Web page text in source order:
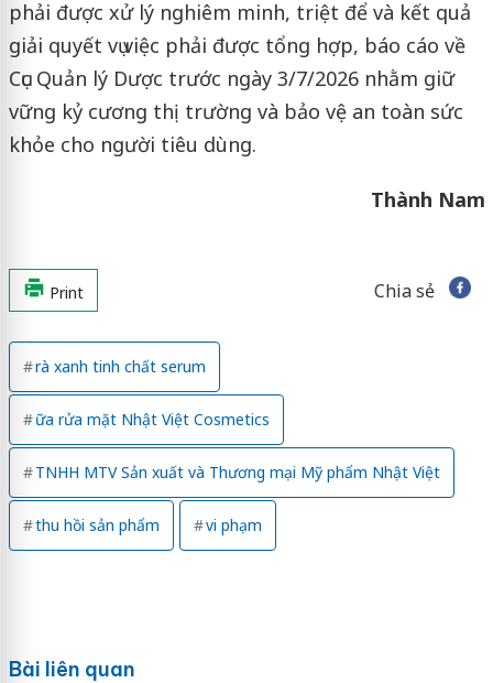
phải được xử lý nghiêm minh, triệt để và kết quả
giải quyết vụ việc phải được tổng hợp, báo cáo về
Cục Quản lý Dược trước ngày 3/7/2026 nhằm giữ
vững kỷ cương thị trường và bảo vệ an toàn sức
khỏe cho người tiêu dùng.
Thành Nam
Print Chia sẻ
rà xanh tinh chất serum
ữa rửa mặt Nhật Việt Cosmetics
TNHH MTV Sản xuất và Thương mại Mỹ phẩm Nhật Việt
thu hồi sản phẩm vi phạm
Bài liên quan